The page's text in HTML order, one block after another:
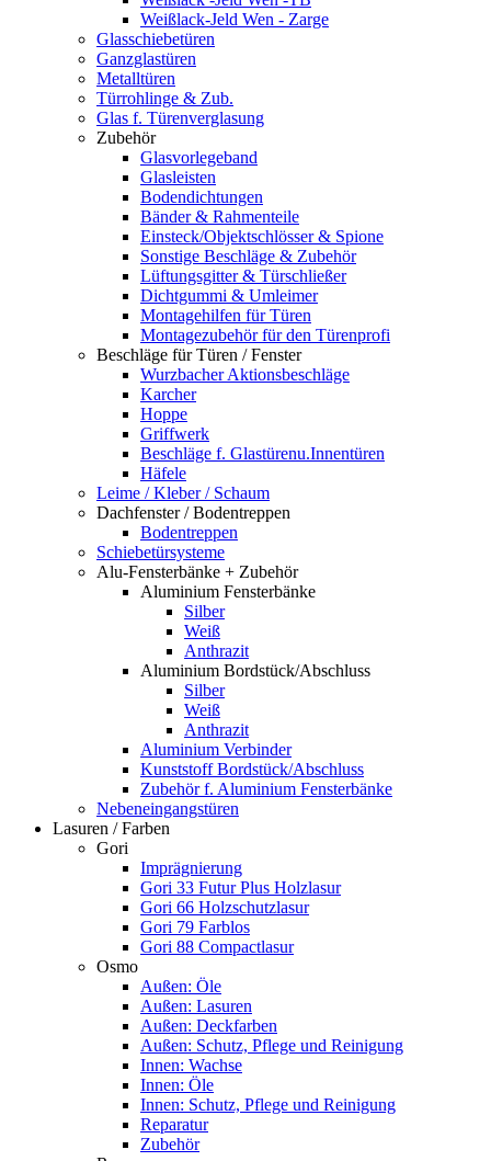
Weißlack-Jeld Wen - Zarge
Glasschiebetüren
Ganzglastüren
Metalltüren
Türrohlinge & Zub.
Glas f. Türenverglasung
Zubehör
Glasvorlegeband
Glasleisten
Bodendichtungen
Bänder & Rahmenteile
Einsteck/Objektschlösser & Spione
Sonstige Beschläge & Zubehör
Lüftungsgitter & Türschließer
Dichtgummi & Umleimer
Montagehilfen für Türen
Montagezubehör für den Türenprofi
Beschläge für Türen / Fenster
Wurzbacher Aktionsbeschläge
Karcher
Hoppe
Griffwerk
Beschläge f. Glastürenu.Innentüren
Häfele
Leime / Kleber / Schaum
Dachfenster / Bodentreppen
Bodentreppen
Schiebetürsysteme
Alu-Fensterbänke + Zubehör
Aluminium Fensterbänke
Silber
Weiß
Anthrazit
Aluminium Bordstück/Abschluss
Silber
Weiß
Anthrazit
Aluminium Verbinder
Kunststoff Bordstück/Abschluss
Zubehör f. Aluminium Fensterbänke
Nebeneingangstüren
Lasuren / Farben
Gori
Imprägnierung
Gori 33 Futur Plus Holzlasur
Gori 66 Holzschutzlasur
Gori 79 Farblos
Gori 88 Compactlasur
Osmo
Außen: Öle
Außen: Lasuren
Außen: Deckfarben
Außen: Schutz, Pflege und Reinigung
Innen: Wachse
Innen: Öle
Innen: Schutz, Pflege und Reinigung
Reparatur
Zubehör